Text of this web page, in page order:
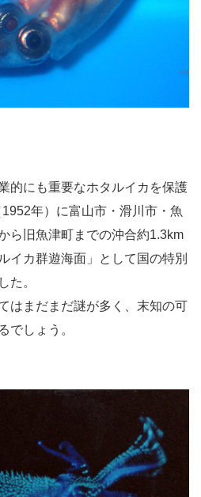
的にも重要なホタルイカを保護
年）に富山市・滑川市・魚
ら旧魚津町までの沖合約1.3km
イカ群遊海面」として国の特別
た。
はまだまだ謎が多く、末知の可
でしょう。